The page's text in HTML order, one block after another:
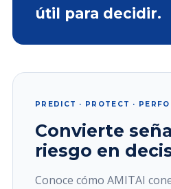
útil para decidir.
PREDICT · PROTECT ·
Convierte
riesgo en
Conoce cómo AMITAI